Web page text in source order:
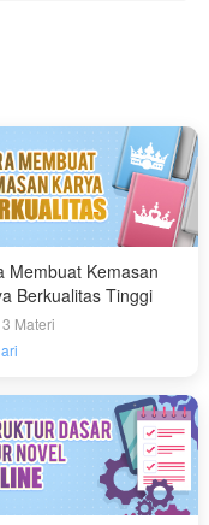
Membuat Kemasan
Berkualitas Tinggi
Materi